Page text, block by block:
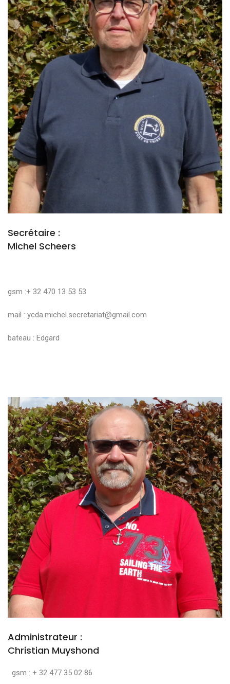
Secrétaire :
Michel Scheers
gsm :+ 32 470 13 53 53
mail : ycda.michel.secretariat@gmail.com
bateau : Edgard
Administrateur :
Christian Muyshond
gsm : + 32 477 35 02 86